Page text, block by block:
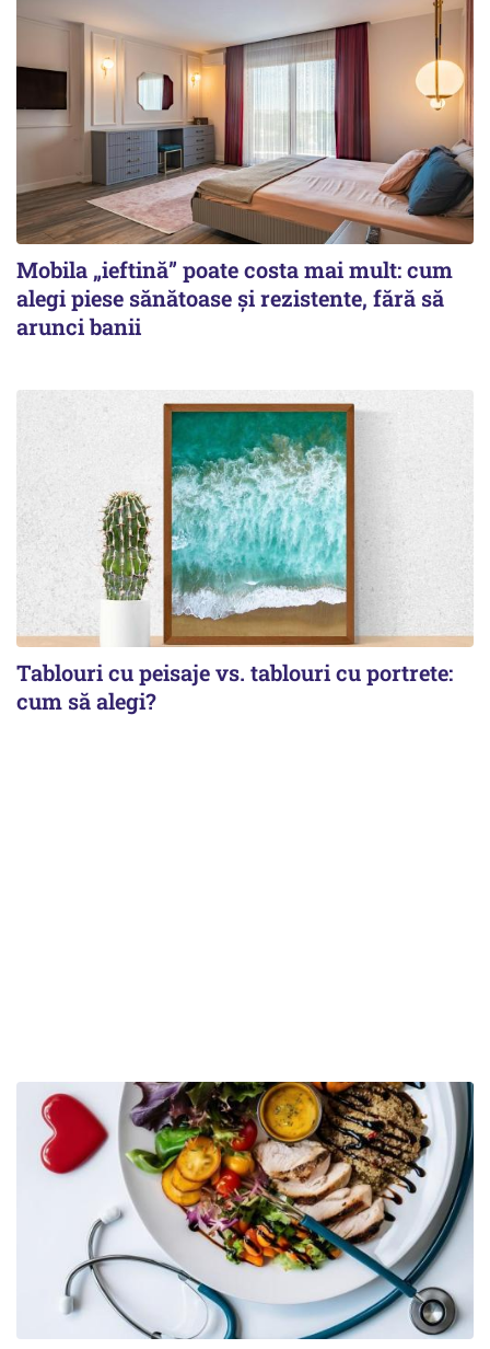
Mobila „ieftină” poate costa mai mult: cum
alegi piese sănătoase și rezistente, fără să
arunci banii
Tablouri cu peisaje vs. tablouri cu portrete:
cum să alegi?